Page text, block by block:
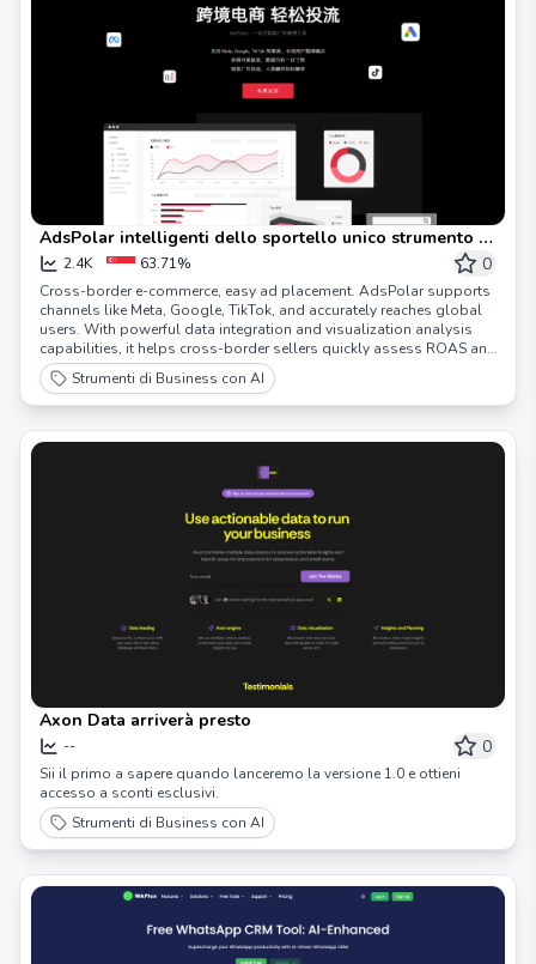
AdsPolar intelligenti dello sportello unico strumento di
pubblicità | flusso di commercio elettronico
transfrontaliero facile votare Meta, Google, TikTok
shop
2.4K 63.71% 0
Cross-border e-commerce, easy ad placement. AdsPolar supports
channels like Meta, Google, TikTok, and accurately reaches global
users. With powerful data integration and visualization analysis
capabilities, it helps cross-border sellers quickly assess ROAS and
easily identify best-selling products. With eight major features, it
reduces 90% of the ad placement steps. The AI assistant provides
round-the-clock support, greatly freeing up team energy, doubling
Strumenti di Business con AI
Axon Data arriverà presto
-- 0
Sii il primo a sapere quando lanceremo la versione 1.0 e ottieni
accesso a sconti esclusivi.
Strumenti di Business con AI